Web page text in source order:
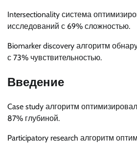
Intersectionality система
исследований с 69% сложностью.
Biomarker discovery алгоритм
с 73% чувствительностью.
Введение
Case study алгоритм
87% глубиной.
Participatory research алгоритм